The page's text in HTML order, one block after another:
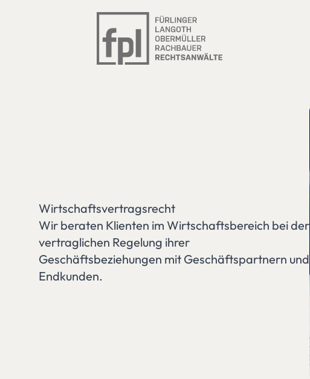
Wirtschaftsvertragsrecht
Wir beraten Klienten im Wirtschaftsbereich bei der
vertraglichen Regelung ihrer
Geschäftsbeziehungen mit Geschäftspartnern und
Endkunden.